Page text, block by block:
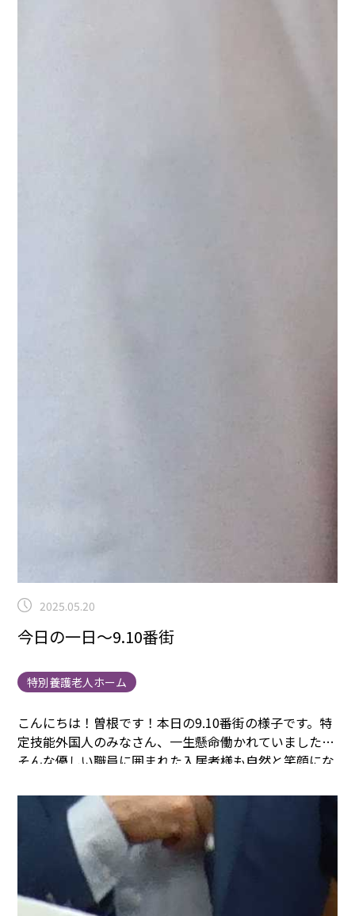
2025.05.20
今日の一日～9.10番街
特別養護老人ホーム
こんにちは！曽根です！本日の9.10番街の様子です。 特
定技能外国人のみなさん、一生懸命働かれていました。
そんな優しい職員に囲まれた入居者様も自然と笑顔にな
リングのドーナツです。今日の9.10番街の皆さんはとて
も元気です。 まごころタウン＊静岡でのお仕事に興味の
ある方はコチラまで(^^♪